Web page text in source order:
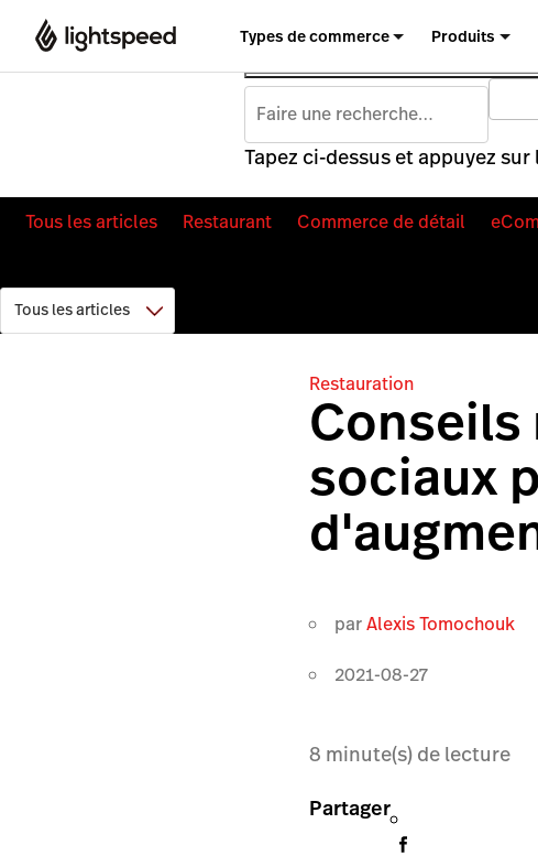
Types de commerce Produits
Tapez ci-dessus et appuyez
Tous les articles Restaurant Commerce de détail
Restauration
Conseils
sociaux
parAlexis Tomochouk
2021-08-27
8 minute(s) de lecture
Partager